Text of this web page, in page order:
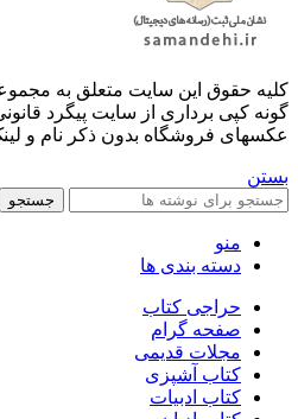
کليه حقوق اين سايت متعلق به
گونه کپی برداری از سایت پیگرد
عکسهای فروشگاه بدون ذکر نام و
بستن
جستجو
منو
دسته بندی ها
حراجی کتاب
صفحه گرام
مجلات قدیمی
کتاب آشپزی
کتاب ادبیات